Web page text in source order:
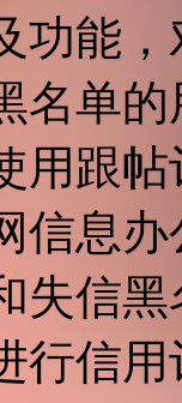
功能
名单
用跟
信息
失信
行信用